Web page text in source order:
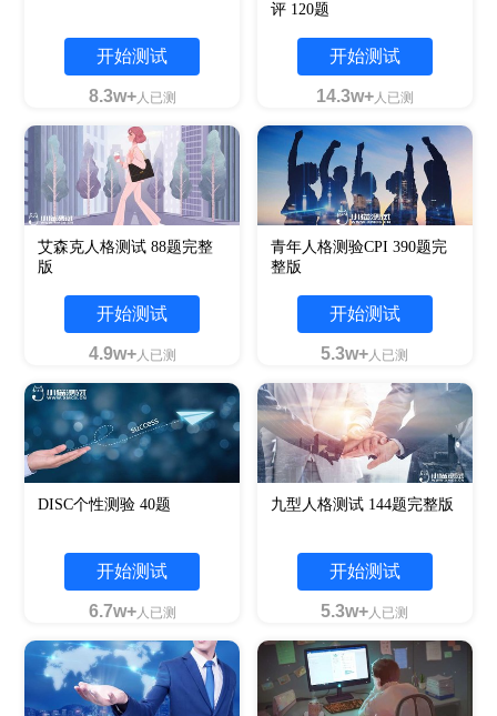
开始测试
8.3w+人已测
评 120题
开始测试
14.3w+人已测
艾森克人格测试 88题完整
版
开始测试
4.9w+人已测
青年人格测验CPI 390题完
整版
开始测试
5.3w+人已测
DISC个性测验 40题
开始测试
6.7w+人已测
九型人格测试 144题完整版
开始测试
5.3w+人已测